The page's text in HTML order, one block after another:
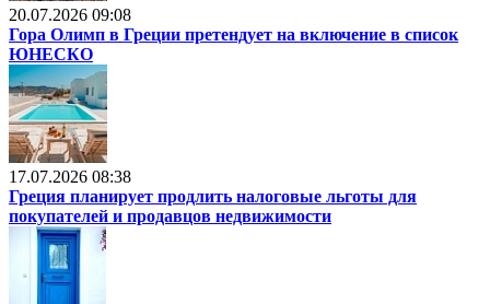
20.07.2026 09:08
Гора Олимп в Греции претендует на включение в список
ЮНЕСКО
17.07.2026 08:38
Греция планирует продлить налоговые льготы для
покупателей и продавцов недвижимости